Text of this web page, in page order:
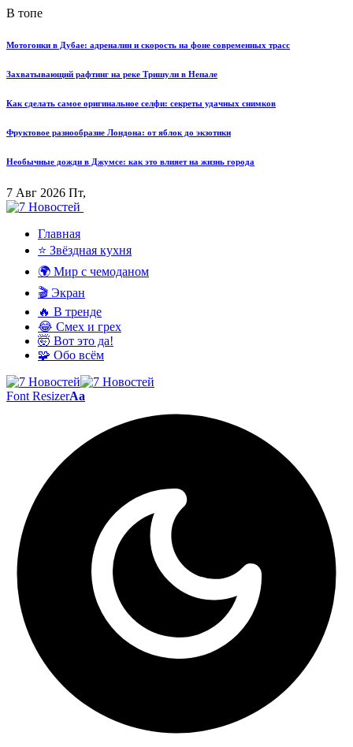
В топе
Мотогонки в Дубае: адреналин и скорость на фоне современных трасс
Захватывающий рафтинг на реке Тришули в Непале
Как сделать самое оригинальное селфи: секреты удачных снимков
Фруктовое разнообразие Лондона: от яблок до экзотики
Необычные дожди в Джумсе: как это влияет на жизнь города
7 Авг 2026 Пт,
Главная
⭐ Звёздная кухня
🌍 Мир с чемоданом
🎬 Экран
🔥 В тренде
😂 Смех и грех
🤯 Вот это да!
🧩 Обо всём
Font ResizerAa